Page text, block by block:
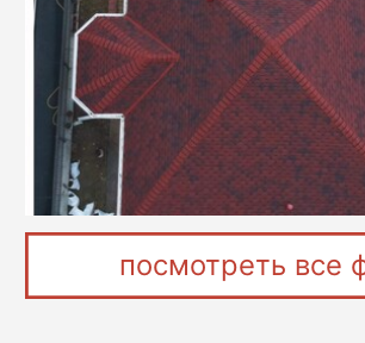
посмотреть все